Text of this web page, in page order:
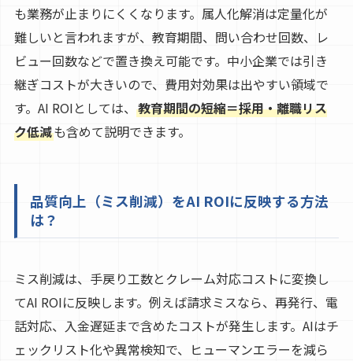
も業務が止まりにくくなります。属人化解消は定量化が
難しいと言われますが、教育期間、問い合わせ回数、レ
ビュー回数などで置き換え可能です。中小企業では引き
継ぎコストが大きいので、費用対効果は出やすい領域で
す。AI ROIとしては、 教育期間の短縮＝採用・離職リス
ク低減も含めて説明できます。
品質向上（ミス削減）をAI ROIに反映する方法
は？
ミス削減は、手戻り工数とクレーム対応コストに変換し
てAI ROIに反映します。例えば請求ミスなら、再発行、電
話対応、入金遅延まで含めたコストが発生します。AIはチ
ェックリスト化や異常検知で、ヒューマンエラーを減ら